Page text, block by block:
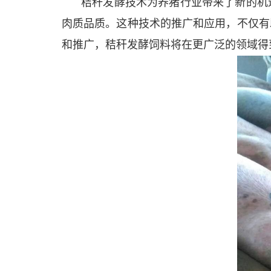
秸秆发酵技术为养猪行业带来了新的
肉质品质。这种技术的推广和应用，不仅
和推广，秸秆发酵饲料将在更广泛的领域